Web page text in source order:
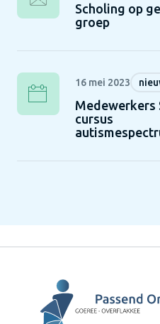
Scholing op
groep
Medewerkers
cursus
16 mei 2023